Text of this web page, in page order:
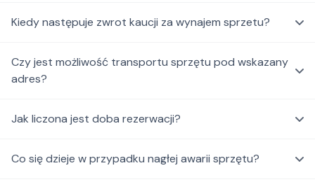
Kiedy następuje zwrot kaucji za wynajem sprzetu?
Czy jest możliwość transportu sprzętu pod wskazany
adres?
Jak liczona jest doba rezerwacji?
Co się dzieje w przypadku nagłej awarii sprzętu?